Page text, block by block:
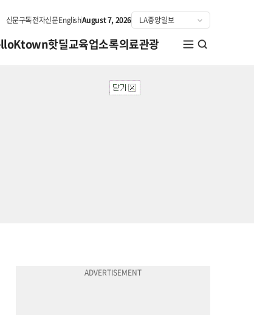
신문구독전자신문EnglishAugust 7, 2026
핫딜교육업소록의료관광